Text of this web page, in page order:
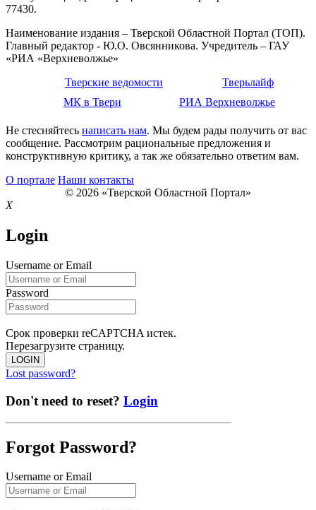
77430.
Наименование издания – Тверской Областной Портал (ТОП).
Главный редактор - Ю.О. Овсянникова. Учредитель – ГАУ
«РИА «Верхневолжье»
Тверские ведомости
Тверьлайф
МК в Твери
РИА Верхневолжье
Не стесняйтесь написать нам. Мы будем рады получить от вас
сообщение. Рассмотрим рациональные предложения и
конструктивную критику, а так же обязательно ответим вам.
О портале Наши контакты
© 2026 «Тверской Областной Портал»
X
Login
Username or Email
Password
Срок проверки reCAPTCHA истек.
Перезагрузите страницу.
LOGIN
Lost password?
Don't need to reset? Login
Forgot Password?
Username or Email